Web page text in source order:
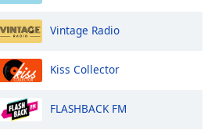
Vintage Radio
Kiss Collector
FLASHBACK FM